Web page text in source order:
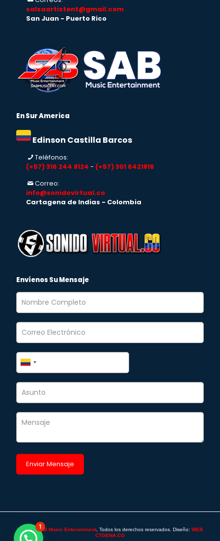
salsaartistent@gmail.com
San Juan - Puerto Rico
En Sur America
Edinson Castilla Barcos
Teléfonos:
(+57) 316 244 8124 - (+57) 301 6421816
Correo:
info@sonidovirtual.co
Cartagena de Indias - Colombia
Envíenos Su Mensaje
©2025 -SAB Music Enterainment, Todos los derechos reservados. Diseño: WEB
CTGENA.CO
1